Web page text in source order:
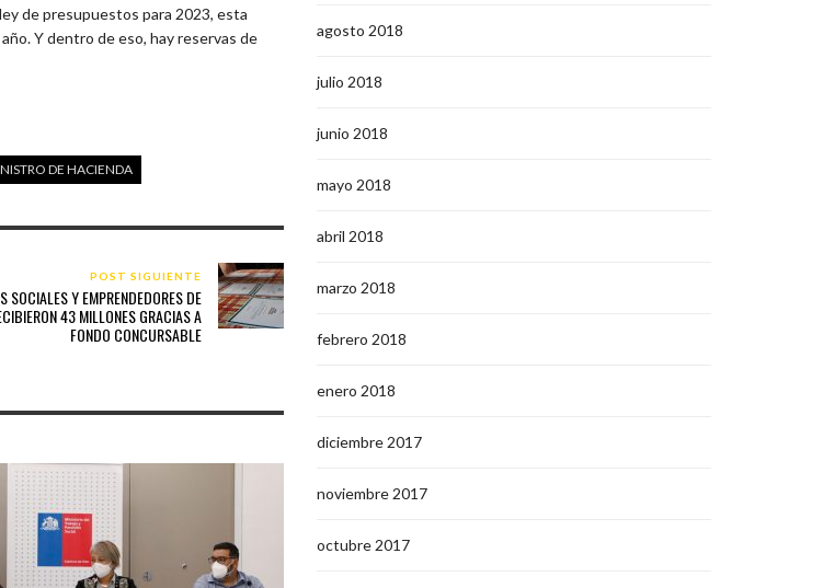
de presupuestos para 2023, esta
Y dentro de eso, hay reservas de
DE HACIENDA
POST SIGUIENTE
SOCIALES Y EMPRENDEDORES DE
43 MILLONES GRACIAS A
FONDO CONCURSABLE
agosto 2018
julio 2018
junio 2018
mayo 2018
abril 2018
marzo 2018
febrero 2018
enero 2018
diciembre 2017
noviembre 2017
octubre 2017